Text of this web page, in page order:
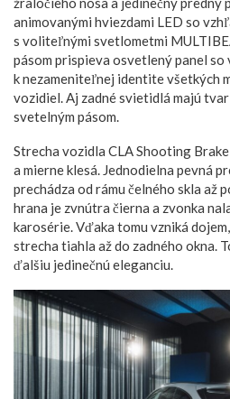
animovanými hviezdami LED so
s voliteľnými svetlometmi
pásom prispieva osvetlený panel
k nezameniteľnej identite všetkých
vozidiel. Aj zadné svietidlá majú
svetelným pásom.
Strecha vozidla CLA Shooting
a mierne klesá. Jednodielna pevná
prechádza od rámu čelného skla až
hrana je zvnútra čierna a zvonka
karosérie. Vďaka tomu vzniká
strecha tiahla až do zadného okna.
ďalšiu jedinečnú eleganciu.